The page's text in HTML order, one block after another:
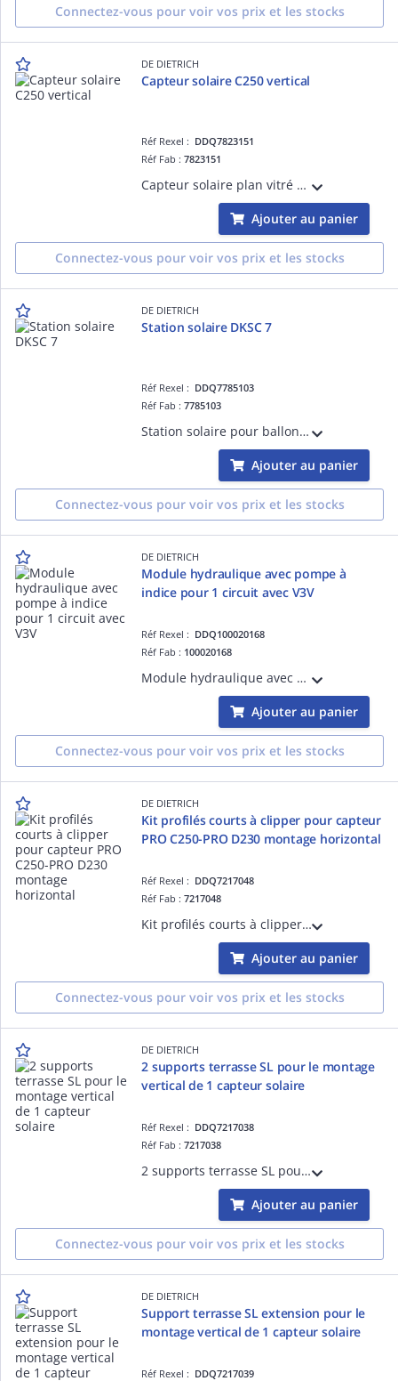
Connectez-vous pour voir vos prix et les stocks
DE DIETRICH
Capteur solaire C250 vertical
Réf Rexel : DDQ7823151
Réf Fab :7823151
Capteur solaire plan vitré C 250 V LT à haut rendement avec limitation de température pour éviter la surchauffe du fluide
Ajouter au panier
Connectez-vous pour voir vos prix et les stocks
DE DIETRICH
Station solaire DKSC 7
Réf Rexel : DDQ7785103
Réf Fab :7785103
Station solaire pour ballon CESI
Ajouter au panier
Connectez-vous pour voir vos prix et les stocks
DE DIETRICH
Module hydraulique avec pompe à
indice pour 1 circuit avec V3V
Réf Rexel : DDQ100020168
Réf Fab : 100020168
Module hydraulique avec pompe à indice pour 1 circuit avec V3V
Ajouter au panier
Connectez-vous pour voir vos prix et les stocks
DE DIETRICH
Kit profilés courts à clipper pour capteur
PRO C250-PRO D230 montage horizontal
Réf Rexel : DDQ7217048
Réf Fab :7217048
Kit profilés courts à clipper pour capteur PRO C250-PRO D230 montage horizontal
Ajouter au panier
Connectez-vous pour voir vos prix et les stocks
DE DIETRICH
2 supports terrasse SL pour le montage
vertical de 1 capteur solaire
Réf Rexel : DDQ7217038
Réf Fab :7217038
2 supports terrasse SL pour le montage vertical de 1 capteur solaire
Ajouter au panier
Connectez-vous pour voir vos prix et les stocks
DE DIETRICH
Support terrasse SL extension pour le
montage vertical de 1 capteur solaire
Réf Rexel : DDQ7217039